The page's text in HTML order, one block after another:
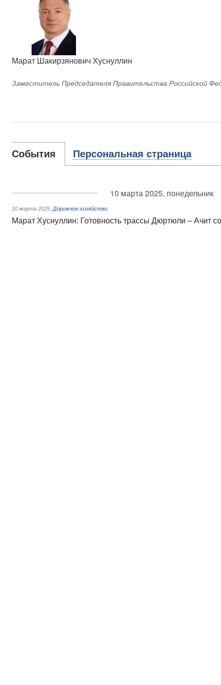
Марат Шакирзянович Хуснуллин
Заместитель Председателя Правительства Российской
События Персональная страница
10 марта 2025, понедельник
10 марта 2025 Дорожное хозяйство
Марат Хуснуллин: Готовность трассы Дюртюли – Ачит